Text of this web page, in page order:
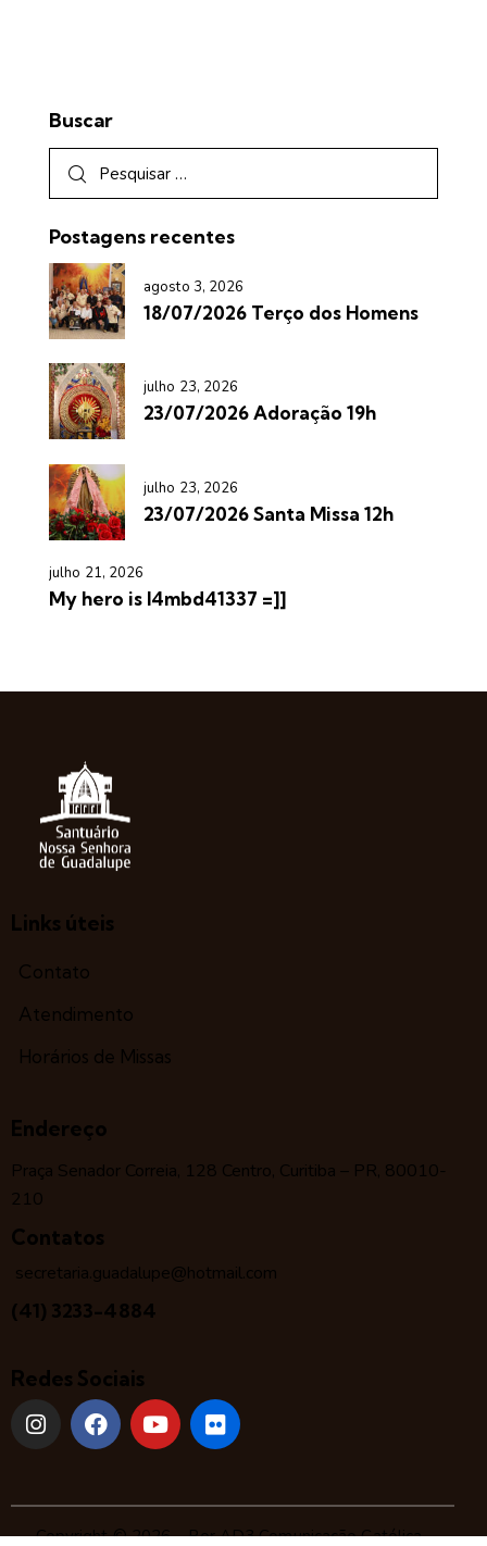
Buscar
Postagens recentes
agosto 3, 2026
18/07/2026 Terço dos Homens
julho 23, 2026
23/07/2026 Adoração 19h
julho 23, 2026
23/07/2026 Santa Missa 12h
julho 21, 2026
My hero is l4mbd41337 =]]
Links úteis
Contato
Atendimento
Horários de Missas
Endereço
Praça Senador Correia, 128 Centro, Curitiba – PR, 80010-
210
Contatos
secretaria.guadalupe@hotmail.com
(41) 3233-4884
Redes Sociais
Copyright © 2026 – PorAD3 Comunicação Católica.